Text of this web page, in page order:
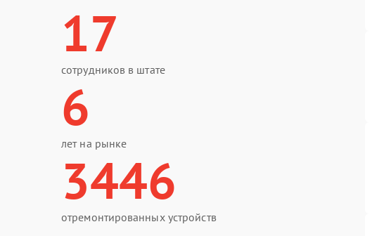
17
сотрудников в штате
6
лет на рынке
3446
отремонтированных устройств